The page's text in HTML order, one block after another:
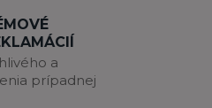
a
prípadnej